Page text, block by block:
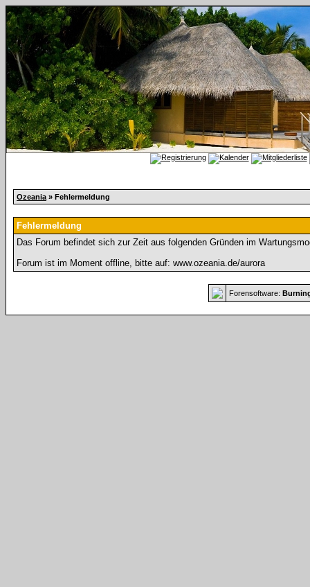
Ozeania » Fehlermeldung
Fehlermeldung
Das Forum befindet sich zur Zeit aus folgenden Gründen im
Forum ist im Moment offline, bitte auf: www.ozeania.de/aurora
Forensoftware: